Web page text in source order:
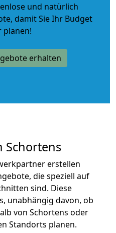
und natürlich
, damit Sie Ihr Budget
planen!
erhalten
Schortens
erstellen
die speziell auf
sind. Diese
unabhängig davon, ob
von Schortens oder
Standorts planen.